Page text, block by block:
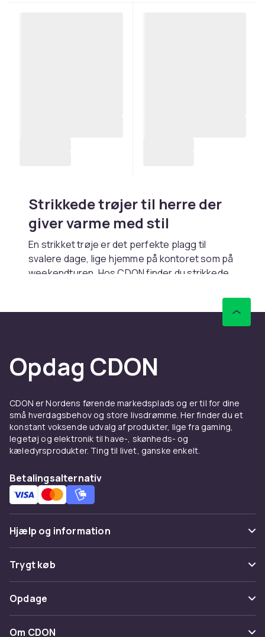
Strikkede trøjer til herre der
giver varme med stil
En strikket trøje er det perfekte plagg til
svalere dage, lige hjemme på kontoret som på
weekendturen. Hos CDON finder du strikkede
Merinosuld giver fremragende varme uden at
kradse. Kashmir tilbyder uovertruffen blødhed.
akryl giver holdbarhed til en lavere pris.
Stilarter og pasformer
Rundhalede trøjer med crew neck er mest
alsidige. V-hals viser skjortekraven. Rullekrave
giver maksimal varme. Kabelstrikkede trøjer
giver tekstur og rustik charme.
At bære strikket trøje
Over enskjortemed V-hals for
kontorelegance. Med
Køb strikkede trøjer på CDON
Opdag CDON
CDON er Nordens førende markedsplads og er til for dine
små hverdagsbehov og store livsdrømme. Her finder du et
konstant voksende udvalg af produkter, lige fra gaming,
legetøj og elektronik til have-, skønheds- og
kæledyrsprodukter. Ting til livet, ganske enkelt.
Betalingsalternativ
Hjælp og information
Ofte stillede spørgsmål
Spor pakke
Fortryd & returner her
Kontakt os
Trygt køb
Betaling
Levering
Opdage
Kategorier
Om CDON